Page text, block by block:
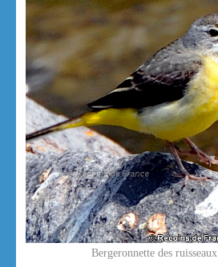
Bergeronnette des ruisseaux